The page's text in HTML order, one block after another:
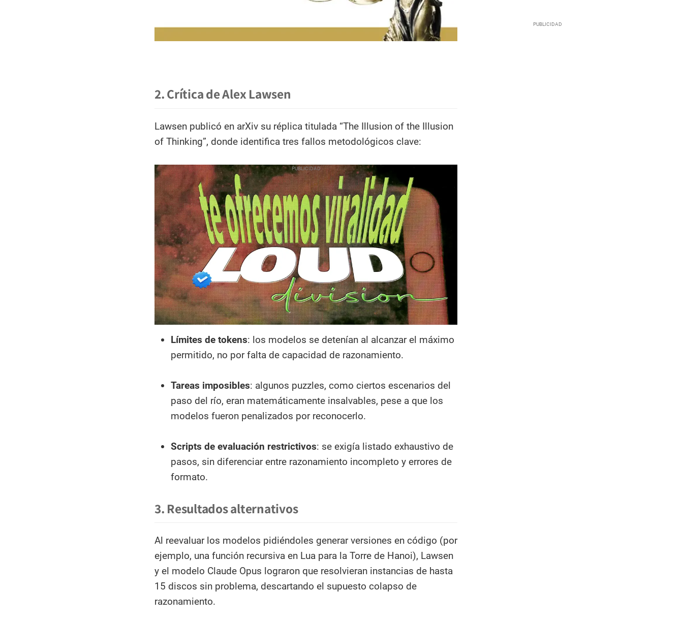
2. Crítica de Alex Lawsen
Lawsen publicó en arXiv su réplica titulada “The Illusion of the Illusion
of Thinking”, donde identifica tres fallos metodológicos clave:
Límites de tokens: los modelos se detenían al alcanzar el máximo
permitido, no por falta de capacidad de razonamiento.
Tareas imposibles: algunos puzzles, como ciertos escenarios del
paso del río, eran matemáticamente insalvables, pese a que los
modelos fueron penalizados por reconocerlo.
Scripts de evaluación restrictivos: se exigía listado exhaustivo de
pasos, sin diferenciar entre razonamiento incompleto y errores de
formato.
3. Resultados alternativos
Al reevaluar los modelos pidiéndoles generar versiones en código (por
ejemplo, una función recursiva en Lua para la Torre de Hanoi), Lawsen
y el modelo Claude Opus lograron que resolvieran instancias de hasta
15 discos sin problema, descartando el supuesto colapso de
razonamiento.